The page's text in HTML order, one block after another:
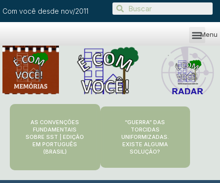
Com você desde nov/2011
Menu
AS CONVENÇÕES
FUNDAMENTAIS
SOBRE SST | EDIÇÃO
EM PORTUGUÊS
(BRASIL)
“GUERRA” DAS
TORCIDAS
UNIFORMIZADAS.
EXISTE ALGUMA
SOLUÇÃO?